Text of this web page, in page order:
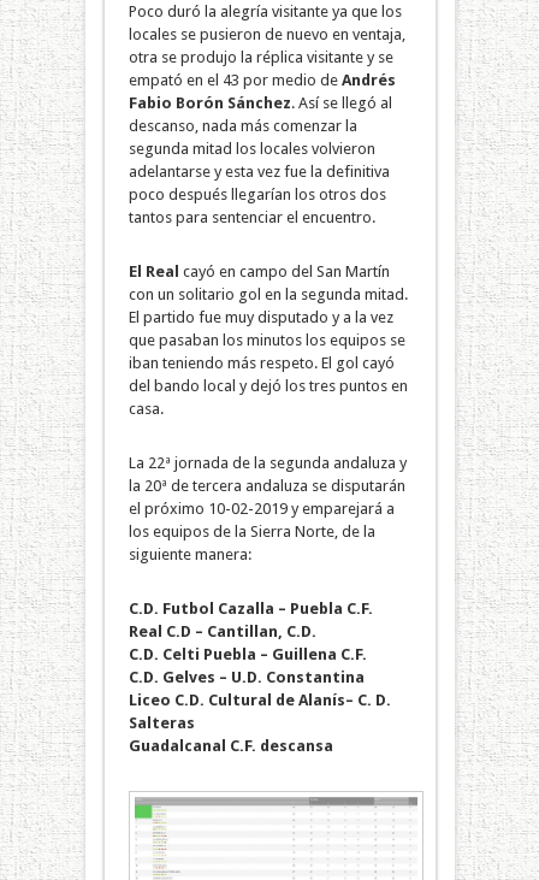
Poco duró la alegría visitante ya que los
locales se pusieron de nuevo en ventaja,
otra se produjo la réplica visitante y se
empató en el 43 por medio de Andrés
Fabio Borón Sánchez. Así se llegó al
descanso, nada más comenzar la
segunda mitad los locales volvieron
adelantarse y esta vez fue la definitiva
poco después llegarían los otros dos
tantos para sentenciar el encuentro.
El Real cayó en campo del San Martín
con un solitario gol en la segunda mitad.
El partido fue muy disputado y a la vez
que pasaban los minutos los equipos se
iban teniendo más respeto. El gol cayó
del bando local y dejó los tres puntos en
casa.
La 22ª jornada de la segunda andaluza y
la 20ª de tercera andaluza se disputarán
el próximo 10-02-2019 y emparejará a
los equipos de la Sierra Norte, de la
siguiente manera:
C.D. Futbol Cazalla – Puebla C.F.
Real C.D – Cantillan, C.D.
C.D. Celti Puebla – Guillena C.F.
C.D. Gelves – U.D. Constantina
Liceo C.D. Cultural de Alanís– C. D.
Salteras
Guadalcanal C.F. descansa